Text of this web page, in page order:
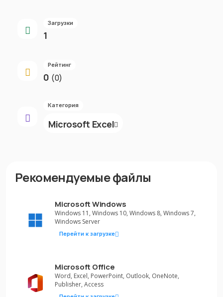
Загрузки
1
Рейтинг
0 (0)
Категория
Microsoft Excel
Рекомендуемые файлы
Microsoft Windows
Windows 11, Windows 10, Windows 8, Windows 7,
Windows Server
Перейти к загрузке
Microsoft Office
Word, Excel, PowerPoint, Outlook, OneNote,
Publisher, Access